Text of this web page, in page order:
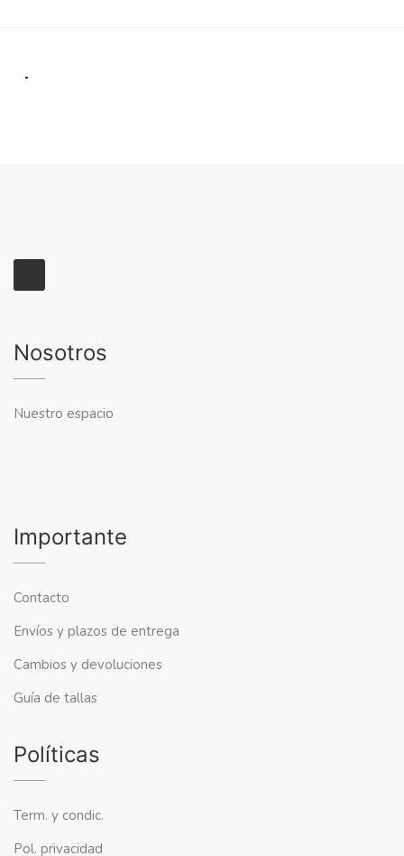
Nosotros
Nuestro espacio
Importante
Contacto
Envíos y plazos de entrega
Cambios y devoluciones
Guía de tallas
Políticas
Term. y condic.
Pol. privacidad